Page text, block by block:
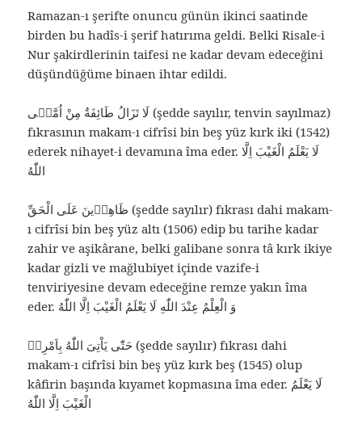
Ramazan-ı şerifte onuncu günün ikinci saatinde
birden bu hadîs-i şerif hatırıma geldi. Belki Risale-i
Nur şakirdlerinin taifesi ne kadar devam edeceğini
düşündüğüme binaen ihtar edildi.
لَا تَزَالُ طَائِفَةٌ مِنْ اُمَّتٖى (şedde sayılır, tenvin sayılmaz)
fıkrasının makam-ı cifrîsi bin beş yüz kırk iki (1542)
ederek nihayet-i devamına îma eder. لَا يَعْلَمُ الْغَيْبَ اِلَّا
اللّٰهُ
ظَاهِرٖينَ عَلَى الْحَقِّ (şedde sayılır) fıkrası dahi makam-
ı cifrîsi bin beş yüz altı (1506) edip bu tarihe kadar
zahir ve aşikârane, belki galibane sonra tâ kırk ikiye
kadar gizli ve mağlubiyet içinde vazife-i
tenviriyesine devam edeceğine remze yakın îma
eder. وَ الْعِلْمُ عِنْدَ اللّٰهِ لَا يَعْلَمُ الْغَيْبَ اِلَّا اللّٰهُ
حَتّٰى يَاْتِىَ اللّٰهُ بِاَمْرِهٖ (şedde sayılır) fıkrası dahi
makam-ı cifrîsi bin beş yüz kırk beş (1545) olup
kâfirin başında kıyamet kopmasına îma eder. لَا يَعْلَمُ
الْغَيْبَ اِلَّا اللّٰهُ